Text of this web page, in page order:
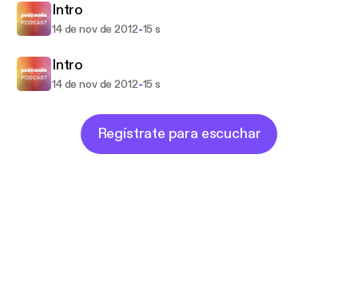
Intro
14 de nov de 2012-15 s
Intro
14 de nov de 2012-15 s
Regístrate para escuchar